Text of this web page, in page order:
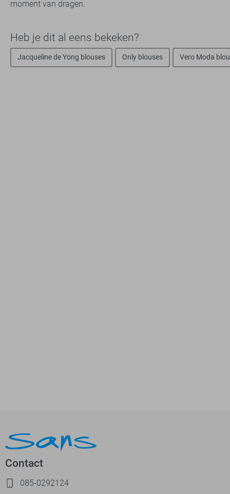
moment van dragen.
Heb je dit al eens bekeken?
Jacqueline de Yong blouses Only blouses Vero Moda
Contact
085-0292124